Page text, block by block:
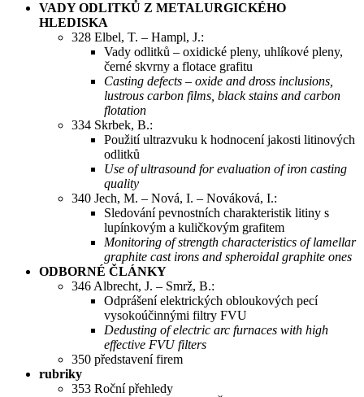
VADY ODLITKŮ Z METALURGICKÉHO
HLEDISKA
328 Elbel, T. – Hampl, J.:
Vady odlitků – oxidické pleny, uhlíkové pleny,
černé skvrny a flotace grafitu
Casting defects – oxide and dross inclusions,
lustrous carbon films, black stains and carbon
flotation
334 Skrbek, B.:
Použití ultrazvuku k hodnocení jakosti litinových
odlitků
Use of ultrasound for evaluation of iron casting
quality
340 Jech, M. – Nová, I. – Nováková, I.:
Sledování pevnostních charakteristik litiny s
lupínkovým a kuličkovým grafitem
Monitoring of strength characteristics of lamellar
graphite cast irons and spheroidal graphite ones
ODBORNÉ ČLÁNKY
346 Albrecht, J. – Smrž, B.:
Odprášení elektrických obloukových pecí
vysokoúčinnými filtry FVU
Dedusting of electric arc furnaces with high
effective FVU filters
350 představení firem
rubriky
353 Roční přehledy